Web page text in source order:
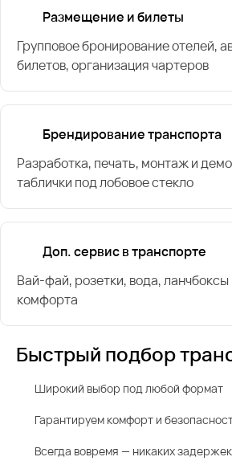
Размещение и билеты
Групповое бронирование отелей,
билетов, организация чартеров
Брендирование транспорта
Разработка, печать, монтаж и
таблички под лобовое стекло
Доп. сервис в транспорте
Вай-фай, розетки, вода, ланчбоксы
комфорта
Быстрый подбор
Широкий выбор под любой формат
Гарантируем комфорт и
Всегда вовремя — никаких задержек